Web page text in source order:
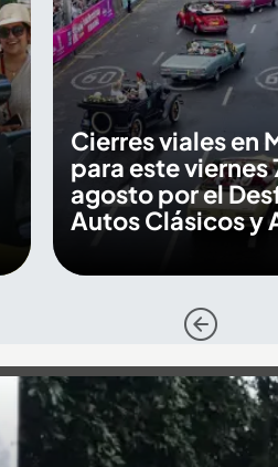
Cierres viales en
para este viernes
agosto por el
Autos Clásicos y